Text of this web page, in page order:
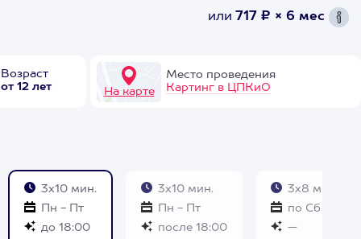
или 717 ₽ × 6 мес
Возраст
от 12 лет
На карте
Место проведения
Картинг в ЦПКиО
3х10 мин.
Пн - Пт
до 18:00
3х10 мин.
Пн - Пт
после 18:00
3х8 мин.
по Сб и Вс
—